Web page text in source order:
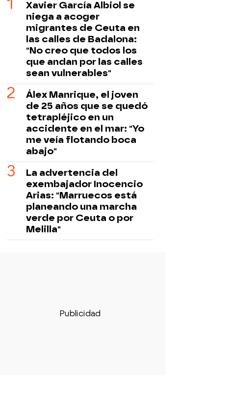
Xavier García Albiol se
niega a acoger
migrantes de Ceuta en
las calles de Badalona:
"No creo que todos los
que andan por las calles
sean vulnerables"
Álex Manrique, el joven
de 25 años que se quedó
tetrapléjico en un
accidente en el mar: "Yo
me veía flotando boca
abajo"
La advertencia del
exembajador Inocencio
Arias: "Marruecos está
planeando una marcha
verde por Ceuta o por
Melilla"